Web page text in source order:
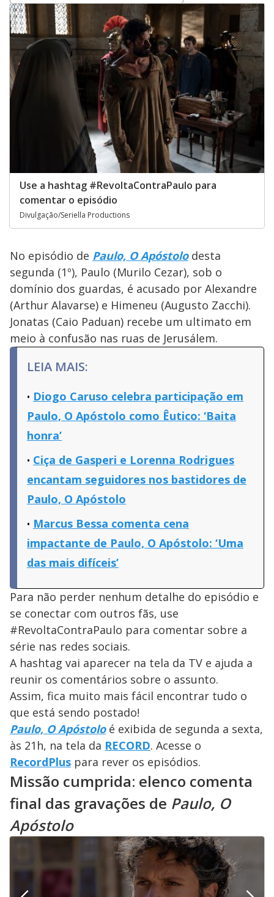
Opens in new window
Use a hashtag #RevoltaContraPaulo para
comentar o episódio
Divulgação/Seriella Productions
No episódio de Paulo, O Apóstolodesta
segunda (1º), Paulo (Murilo Cezar), sob o
domínio dos guardas, é acusado por Alexandre
(Arthur Alavarse) e Himeneu (Augusto Zacchi).
Jonatas (Caio Paduan) recebe um ultimato em
meio à confusão nas ruas de Jerusálem.
LEIA MAIS:
Diogo Caruso celebra participação em
Paulo, O Apóstolo como Êutico: ‘Baita
honra’
Ciça de Gasperi e Lorenna Rodrigues
encantam seguidores nos bastidores de
Paulo, O Apóstolo
Marcus Bessa comenta cena
impactante de Paulo, O Apóstolo: ‘Uma
das mais difíceis’
Para não perder nenhum detalhe do episódio e
se conectar com outros fãs, use
#RevoltaContraPaulo para comentar sobre a
série nas redes sociais.
A hashtag vai aparecer na tela da TV e ajuda a
reunir os comentários sobre o assunto.
Assim, fica muito mais fácil encontrar tudo o
que está sendo postado!
Paulo, O Apóstoloé exibida de segunda a sexta,
às 21h, na tela da RECORD. Acesse o
RecordPlus para rever os episódios.
Missão cumprida: elenco comenta
final das gravações de Paulo, O
Apóstolo